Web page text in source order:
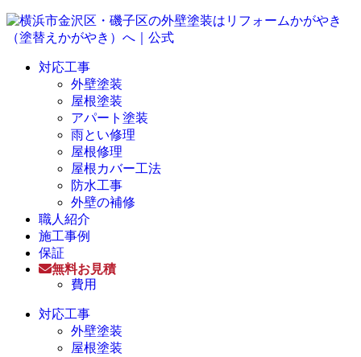
対応工事
外壁塗装
屋根塗装
アパート塗装
雨とい修理
屋根修理
屋根カバー工法
防水工事
外壁の補修
職人紹介
施工事例
保証
無料お見積
費用
対応工事
外壁塗装
屋根塗装